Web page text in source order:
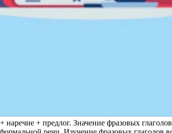
+ предлог. Значение фразовых